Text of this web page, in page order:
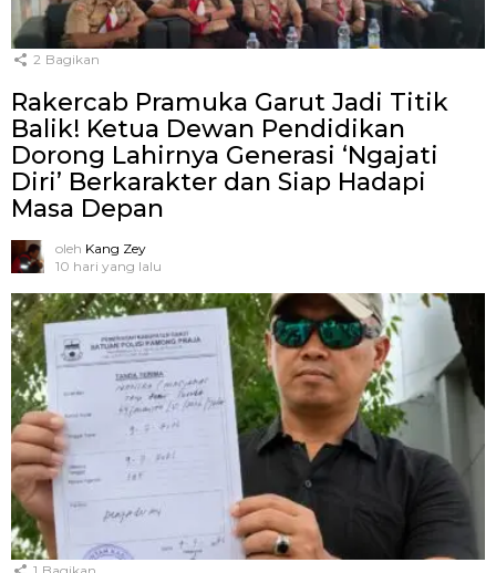
2 Bagikan
Rakercab Pramuka Garut Jadi Titik
Balik! Ketua Dewan Pendidikan
Dorong Lahirnya Generasi ‘Ngajati
Diri’ Berkarakter dan Siap Hadapi
Masa Depan
oleh Kang Zey
10 hari yang lalu